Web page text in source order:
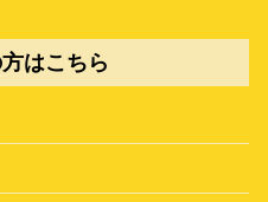
はこちら